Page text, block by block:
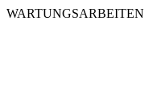
WARTUNGSARBEITEN